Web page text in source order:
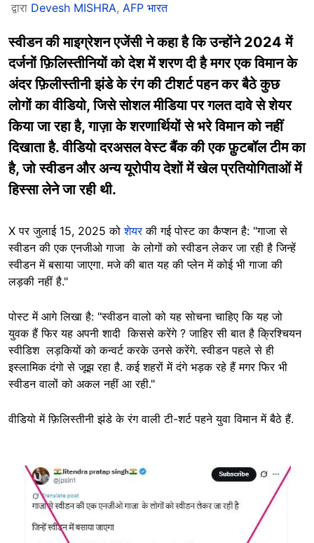
द्वारा Devesh MISHRA, AFP भारत
स्वीडन की माइग्रेशन एजेंसी ने कहा है कि उन्होंने 2024 में
दर्जनों फ़िलिस्तीनियों को देश में शरण दी है मगर एक विमान के
अंदर फ़िलीस्तीनी झंडे के रंग की टीशर्ट पहन कर बैठे कुछ
लोगों का वीडियो, जिसे सोशल मीडिया पर गलत दावे से शेयर
किया जा रहा है, गाज़ा के शरणार्थियों से भरे विमान को नहीं
दिखाता है. वीडियो दरअसल वेस्ट बैंक की एक फ़ुटबॉल टीम का
है, जो स्वीडन और अन्य यूरोपीय देशों में खेल प्रतियोगिताओं में
हिस्सा लेने जा रही थी.
X पर जुलाई 15, 2025 कोशेयरकी गई पोस्ट का कैप्शन है: "गाजा से
स्वीडन की एक एनजीओ गाजा के लोगों को स्वीडन लेकर जा रही है जिन्हें
स्वीडन में बसाया जाएगा. मजे की बात यह की प्लेन में कोई भी गाजा की
लड़की नहीं है."
पोस्ट में आगे लिखा है: "स्वीडन वालो को यह सोचना चाहिए कि यह जो
युवक हैं फिर यह अपनी शादी किससे करेंगे ? जाहिर सी बात है क्रिश्चियन
स्वीडिश लड़कियों को कन्वर्ट करके उनसे करेंगे. स्वीडन पहले से ही
इस्लामिक दंगो से जूझ रहा है. कई शहरों में दंगे भड़क रहे हैं मगर फिर भी
स्वीडन वालों को अकल नहीं आ रही."
वीडियो में फ़िलिस्तीनी झंडे के रंग वाली टी-शर्ट पहने युवा विमान में बैठे हैं.
Image